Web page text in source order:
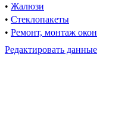
• Жалюзи
• Стеклопакеты
• Ремонт, монтаж окон
Редактировать данные